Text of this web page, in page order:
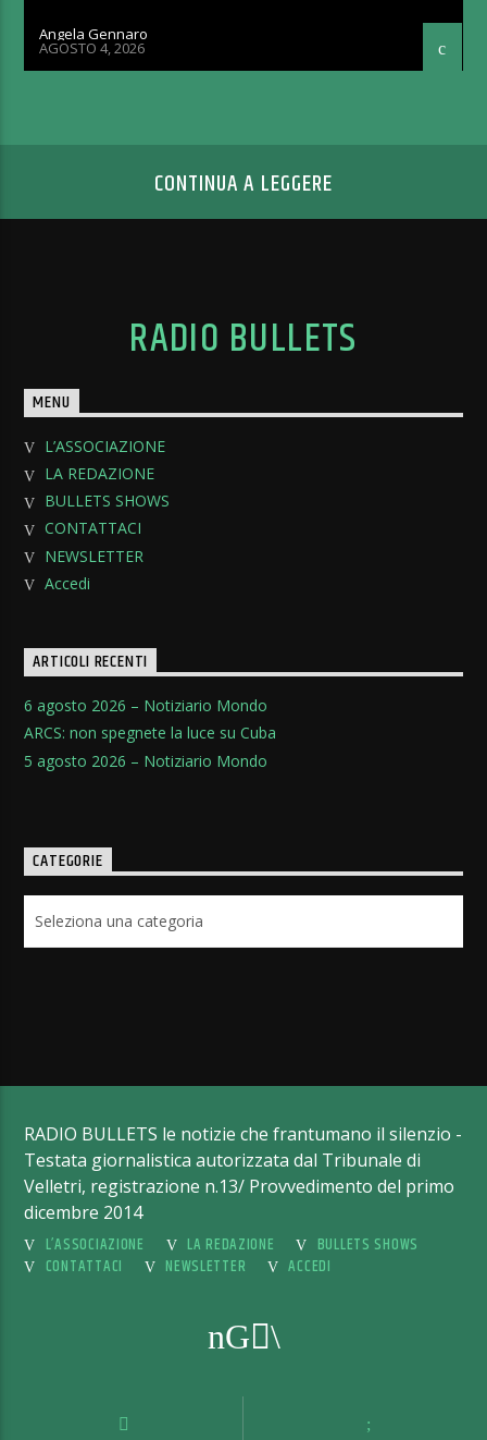
Angela Gennaro
AGOSTO 4, 2026
CONTINUA A LEGGERE
RADIO BULLETS
MENU
L’ASSOCIAZIONE
LA REDAZIONE
BULLETS SHOWS
CONTATTACI
NEWSLETTER
Accedi
ARTICOLI RECENTI
6 agosto 2026 – Notiziario Mondo
ARCS: non spegnete la luce su Cuba
5 agosto 2026 – Notiziario Mondo
CATEGORIE
RADIO BULLETS le notizie che frantumano il silenzio -
Testata giornalistica autorizzata dal Tribunale di
Velletri, registrazione n.13/ Provvedimento del primo
dicembre 2014
L’ASSOCIAZIONE
LA REDAZIONE
BULLETS SHOWS
CONTATTACI
NEWSLETTER ACCEDI